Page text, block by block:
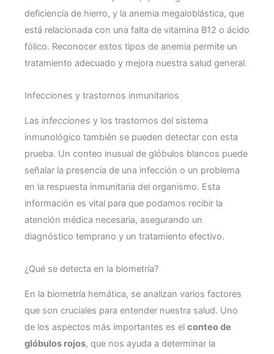
deficiencia de hierro, y la anemia megaloblástica, que
está relacionada con una falta de vitamina B12 o ácido
fólico. Reconocer estos tipos de anemia permite un
tratamiento adecuado y mejora nuestra salud general.
Infecciones y trastornos inmunitarios
Las infecciones y los trastornos del sistema
inmunológico también se pueden detectar con esta
prueba. Un conteo inusual de glóbulos blancos puede
señalar la presencia de una infección o un problema
en la respuesta inmunitaria del organismo. Esta
información es vital para que podamos recibir la
atención médica necesaria, asegurando un
diagnóstico temprano y un tratamiento efectivo.
¿Qué se detecta en la biometría?
En la biometría hemática, se analizan varios factores
que son cruciales para entender nuestra salud. Uno
de los aspectos más importantes es el conteo de
glóbulos rojos, que nos ayuda a determinar la